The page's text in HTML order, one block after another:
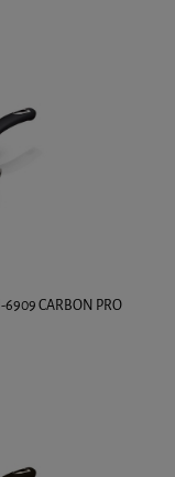
6909 CARBON PRO